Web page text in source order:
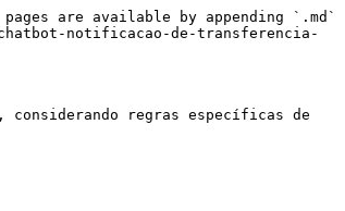
are available by appending `.md`
notificacao-de-transferencia-
regras específicas de